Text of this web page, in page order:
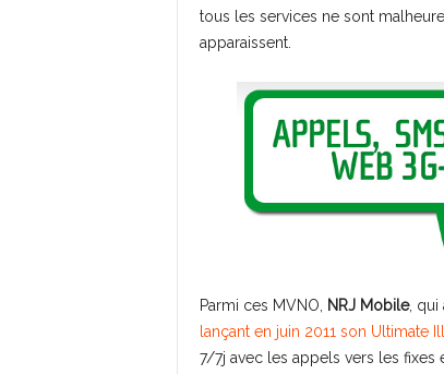
tous les services ne sont
apparaissent.
Parmi ces MVNO, NRJ Mobile, qui
lançant en juin 2011 son Ultimate
7/7j avec les appels vers les